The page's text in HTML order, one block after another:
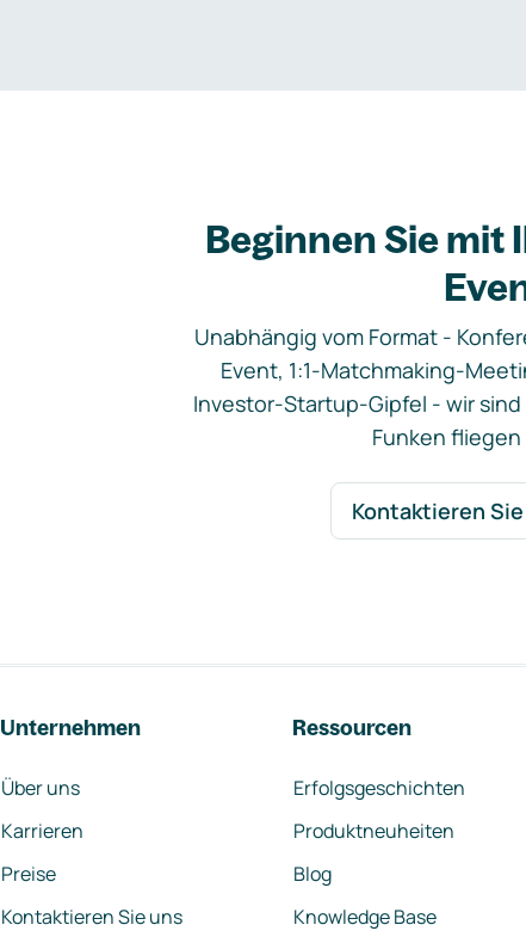
Beginnen Sie mit
Unabhängig vom Format -
Event, 1:1-Matchmaking-
Investor-Startup-Gipfel - wir
Funken
Kontaktieren
Unternehmen
Über uns
Karrieren
Preise
Kontaktieren Sie uns
Ressourcen
Erfolgsgeschichten
Produktneuheiten
Blog
Knowledge Base